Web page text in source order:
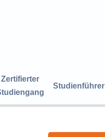
Zertifierter
Studienführer